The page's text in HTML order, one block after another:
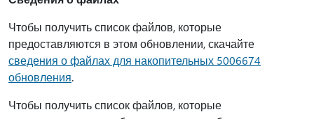
Чтобы получить список файлов, которые
предоставляются в этом обновлении, скачайте
сведения о файлах для накопительных 5006674
обновления.
Чтобы получить список файлов, которые